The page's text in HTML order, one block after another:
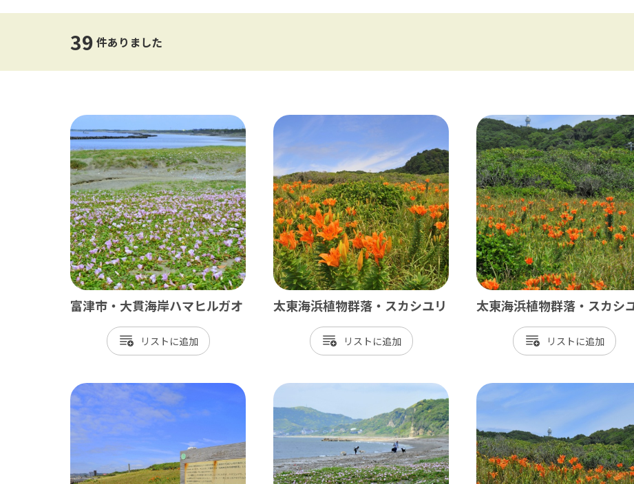
公共の施設
北総
小江戸佐原 / 佐倉ふるさと広場 / 成田山
九十九里
九十九里浜 / 釣ヶ崎海岸（サーフィン
南房総
大山千枚田 / 鴨川シーワールド / 勝浦 /
木更津 / 海ほたるPA / 東京ドイツ村 /
千葉市
東葛飾
松戸市
北総
銚子市
39 件ありました
富津市・大貫海岸ハマヒルガオ
リスト
太東海浜植物群落・スカシユリ
リスト
太東海浜植物群落・スカシ
リスト